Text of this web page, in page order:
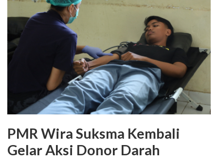
PMR Wira Suksma Kembali
Gelar Aksi Donor Darah